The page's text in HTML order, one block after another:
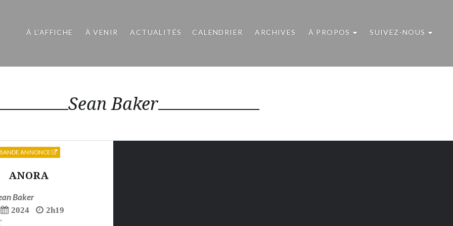
À L’AFFICHE À VENIR ACTUALITÉS CALENDRIER ARCHIVES À PROPOS SUIVEZ-NOUS
Sean Baker
ANORA
Baker
2024
2h19
ANNONCE